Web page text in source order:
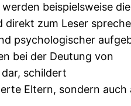
beispielsweise
zum Leser
psychologischer
bei der Deutung von
schildert
Eltern, sondern auch